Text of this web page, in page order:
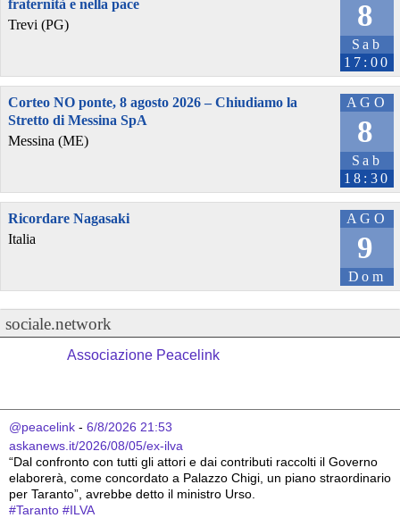
8
Sab
17:00
fraternità e nella pace
Trevi (PG)
AGO
8
Sab
18:30
Corteo NO ponte, 8 agosto 2026 – Chiudiamo la
Stretto di Messina SpA
Messina (ME)
AGO
9
Dom
Ricordare Nagasaki
Italia
sociale.network
Associazione Peacelink
@peacelink - 6/8/2026 21:53
askanews.it/2026/08/05/ex-ilva
“Dal confronto con tutti gli attori e dai contributi raccolti il Governo
elaborerà, come concordato a Palazzo Chigi, un piano straordinario
per Taranto”, avrebbe detto il ministro Urso.
#Taranto #ILVA